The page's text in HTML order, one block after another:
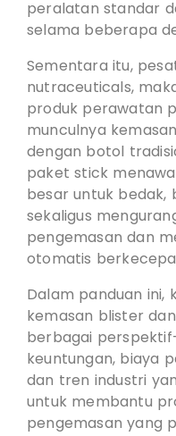
peralatan standar
selama beberapa
Sementara itu,
nutraceuticals,
produk perawatan
munculnya
dengan botol
paket stick
besar untuk
sekaligus
pengemasan dan
otomatis
Dalam panduan ini,
kemasan blister
berbagai
keuntungan, biaya
dan tren industri
untuk membantu
pengemasan yang